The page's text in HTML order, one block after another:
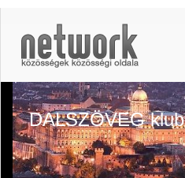
DALSZÖVEG klub